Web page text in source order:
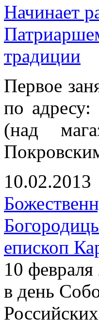
Начинает
традиции
Первое
по
(над
10.02.2013
епископ
10
в день